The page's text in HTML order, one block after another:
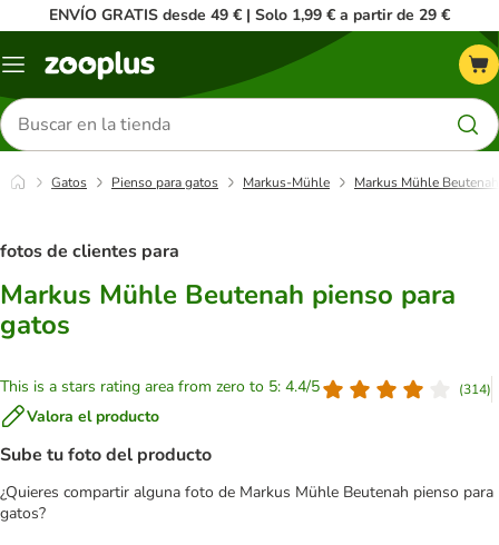
ENVÍO GRATIS desde 49 € | Solo 1,99 € a partir de 29 €
Menú
Buscar
productos
Gatos Pienso para gatos Markus-Mühle Markus Mühle
fotos de clientes para
Markus Mühle Beutenah pienso para
gatos
This is a stars rating area from zero to 5: 4.4/5 (314)
Valora el producto
Sube tu foto del producto
¿Quieres compartir alguna foto de Markus Mühle Beutenah pienso para
gatos?